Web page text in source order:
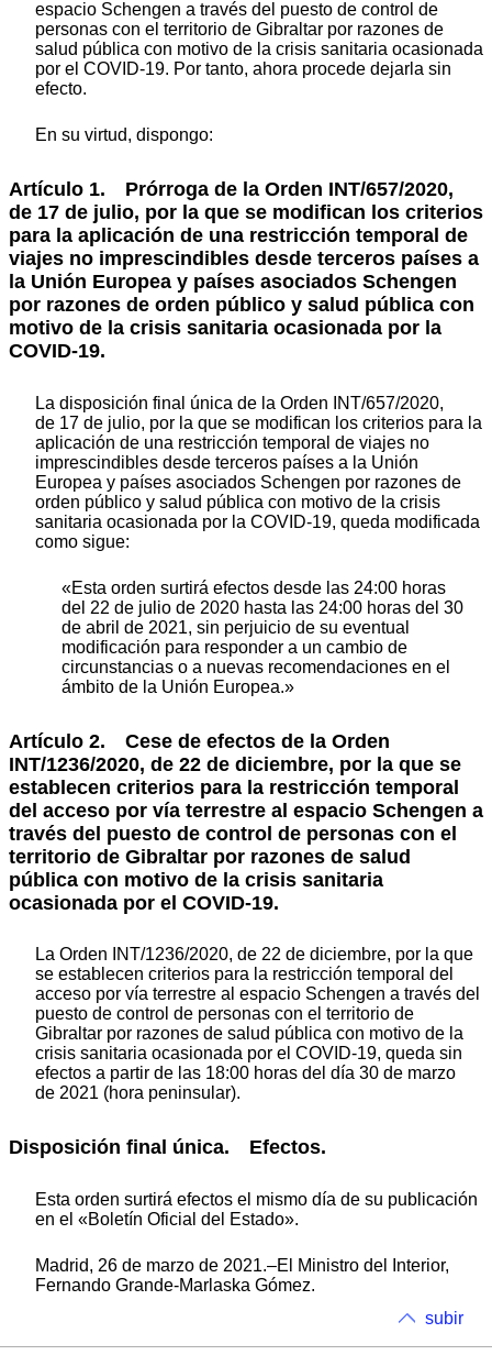
espacio Schengen a través del puesto de control de
personas con el territorio de Gibraltar por razones de
salud pública con motivo de la crisis sanitaria ocasionada
por el COVID-19. Por tanto, ahora procede dejarla sin
efecto.
En su virtud, dispongo:
Artículo 1. Prórroga de la Orden INT/657/2020,
de 17 de julio, por la que se modifican los criterios
para la aplicación de una restricción temporal de
viajes no imprescindibles desde terceros países a
la Unión Europea y países asociados Schengen
por razones de orden público y salud pública con
motivo de la crisis sanitaria ocasionada por la
COVID-19.
La disposición final única de la Orden INT/657/2020,
de 17 de julio, por la que se modifican los criterios para la
aplicación de una restricción temporal de viajes no
imprescindibles desde terceros países a la Unión
Europea y países asociados Schengen por razones de
orden público y salud pública con motivo de la crisis
sanitaria ocasionada por la COVID-19, queda modificada
como sigue:
«Esta orden surtirá efectos desde las 24:00 horas
del 22 de julio de 2020 hasta las 24:00 horas del 30
de abril de 2021, sin perjuicio de su eventual
modificación para responder a un cambio de
circunstancias o a nuevas recomendaciones en el
ámbito de la Unión Europea.»
Artículo 2. Cese de efectos de la Orden
INT/1236/2020, de 22 de diciembre, por la que se
establecen criterios para la restricción temporal
del acceso por vía terrestre al espacio Schengen a
través del puesto de control de personas con el
territorio de Gibraltar por razones de salud
pública con motivo de la crisis sanitaria
ocasionada por el COVID-19.
La Orden INT/1236/2020, de 22 de diciembre, por la que
se establecen criterios para la restricción temporal del
acceso por vía terrestre al espacio Schengen a través del
puesto de control de personas con el territorio de
Gibraltar por razones de salud pública con motivo de la
crisis sanitaria ocasionada por el COVID-19, queda sin
efectos a partir de las 18:00 horas del día 30 de marzo
de 2021 (hora peninsular).
Disposición final única. Efectos.
Esta orden surtirá efectos el mismo día de su publicación
en el «Boletín Oficial del Estado».
Madrid, 26 de marzo de 2021.–El Ministro del Interior,
Fernando Grande-Marlaska Gómez.
subir